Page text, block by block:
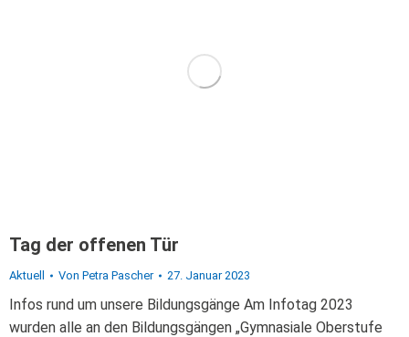
Tag der offenen Tür
Aktuell Von Petra Pascher 27. Januar 2023
Infos rund um unsere Bildungsgänge Am Infotag 2023
wurden alle an den Bildungsgängen „Gymnasiale Oberstufe